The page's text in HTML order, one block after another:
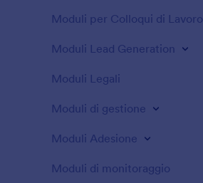
Moduli per Colloqui di Lavoro
Moduli Lead Generation
Moduli Legali
Moduli di gestione
Moduli Adesione
Moduli di monitoraggio